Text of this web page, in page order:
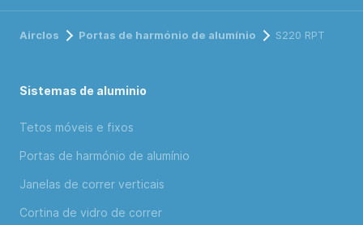
Airclos Portas de harmónio de alumínio S220 RPT
Sistemas de aluminio
Tetos móveis e fixos
Portas de harmónio de alumínio
Janelas de correr verticais
Cortina de vidro de correr